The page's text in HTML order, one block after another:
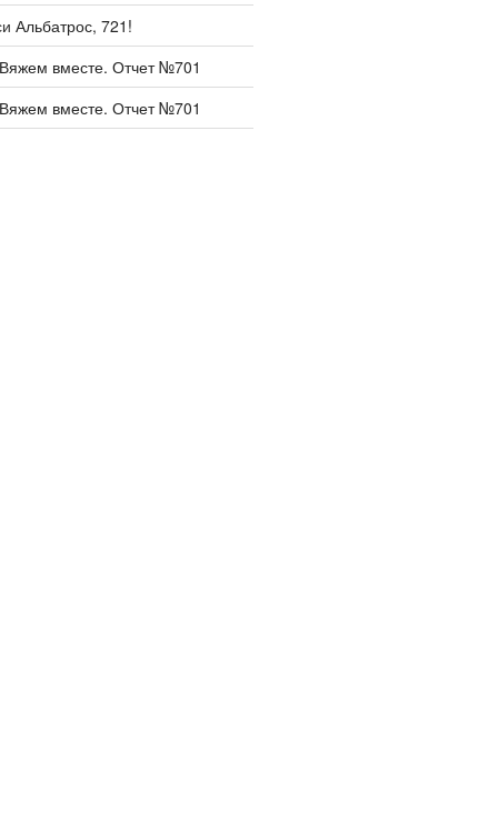
Альбатрос, 721!
вместе. Отчет №701
вместе. Отчет №701